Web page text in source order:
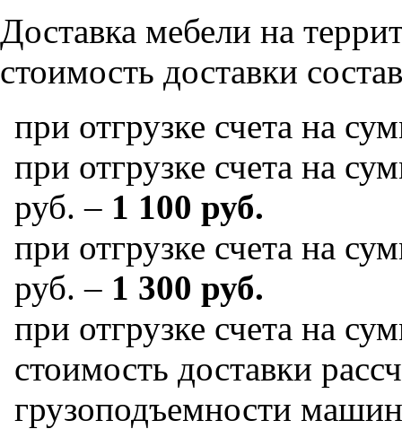
Доставка мебели на
стоимость доставки
при отгрузке счета на
при отгрузке счета на
руб. – 1 100 руб.
при отгрузке счета на
руб. – 1 300 руб.
при отгрузке счета на
стоимость доставки
грузоподъемности